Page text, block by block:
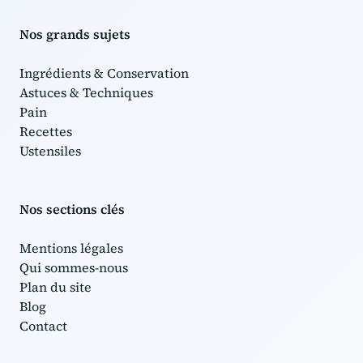
Nos grands sujets
Ingrédients & Conservation
Astuces & Techniques
Pain
Recettes
Ustensiles
Nos sections clés
Mentions légales
Qui sommes-nous
Plan du site
Blog
Contact